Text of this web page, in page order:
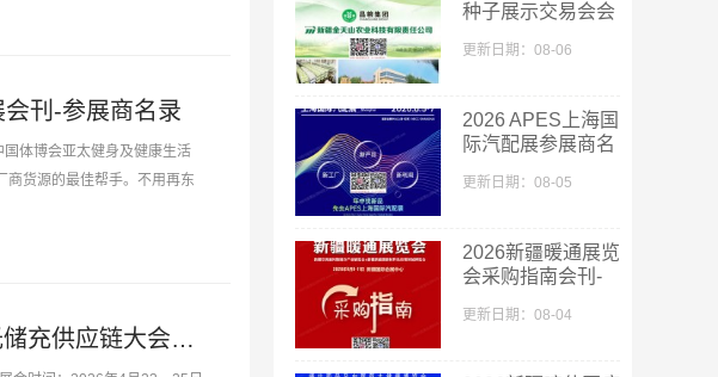
刊-参展商名录
体博会亚太健身及健康生活
商货源的最佳帮手。不用再东
2026厦门国际光储充产业博览会暨十二届华南区光储充供应链大会会刊-参展商名录
种子展示交易会会
展商名录
更新日期：08-06
2026 APES上海国
际汽配展参展商名
更新日期：08-05
2026新疆暖通展览
会采购指南会刊-
更新日期：08-04